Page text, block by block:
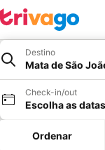
Destino
Mata de São
Check-in/out
Escolha as datas
Ordenar